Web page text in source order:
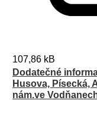
107,86 kB
Dodatečné
Husova, Písecká,
nám.ve